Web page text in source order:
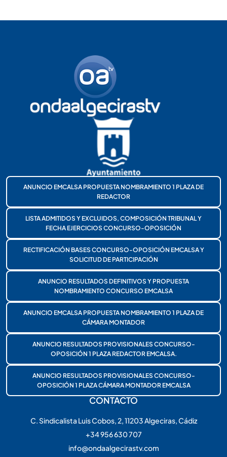
ANUNCIO EMCALSA PROPUESTA NOMBRAMIENTO 1 PLAZA DE
REDACTOR
LISTA ADMITIDOS Y EXCLUIDOS, COMPOSICIÓN TRIBUNAL Y
FECHA EJERCICIOS CONCURSO-OPOSICIÓN
RECTIFICACIÓN BASES CONCURSO-OPOSICIÓN EMCALSA Y
SOLICITUD DE PARTICIPACIÓN
ANUNCIO RESULTADOS DEFINITIVOS Y PROPUESTA
NOMBRAMIENTO CONCURSO EMCALSA
ANUNCIO EMCALSA PROPUESTA NOMBRAMIENTO 1 PLAZA DE
CÁMARA MONTADOR
ANUNCIO RESULTADOS PROVISIONALES CONCURSO-
OPOSICIÓN 1 PLAZA REDACTOR EMCALSA.
ANUNCIO RESULTADOS PROVISIONALES CONCURSO-
OPOSICIÓN 1 PLAZA CÁMARA MONTADOR EMCALSA
CONTACTO
C. Sindicalista Luis Cobos, 2, 11203 Algeciras, Cádiz
+34 956 630 707
info@ondaalgecirastv.com